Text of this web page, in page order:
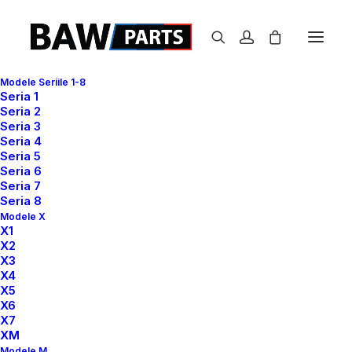
Modele Seriile 1-8
Seria 1
Seria 2
Seria 3
Seria 4
Seria 5
Seria 6
Seria 7
Seria 8
Modele X
X1
X2
X3
X4
X5
X6
X7
XM